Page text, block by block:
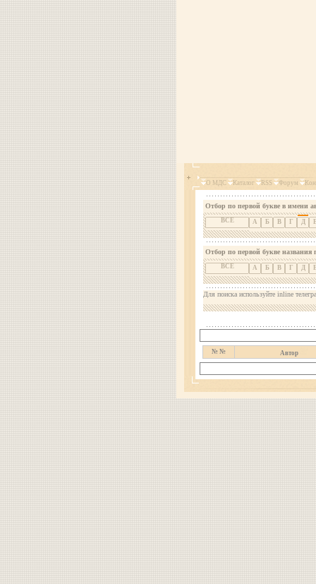
О МДС Каталог RSS Форум
Отбор по первой букве в имени
ВСЕ А Б В Г Д
Отбор по первой букве названия
ВСЕ А Б В Г Д
Для поиска используйте inline
№ № Автор